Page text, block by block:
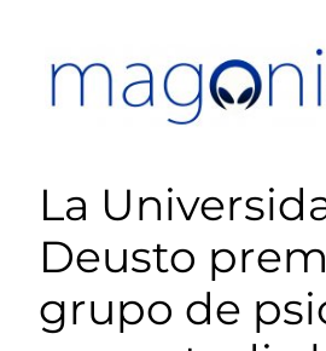
contenido
La
Deusto
grupo de